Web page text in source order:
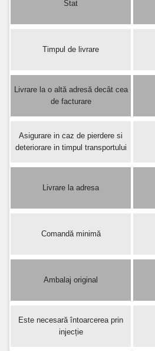
Stat
Timpul de livrare
Livrare la o altă adresă decât cea
de facturare
Asigurare in caz de pierdere si
deteriorare in timpul transportului
Livrare la adresa
Comandă minimă
Ambalaj original
Este necesară întoarcerea prin
injecție